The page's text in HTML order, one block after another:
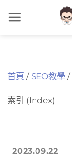
Skip
首頁 / SEO教學/
索引 (Index)
2023.09.22